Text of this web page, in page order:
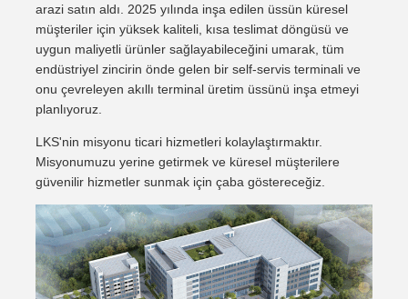
arazi satın aldı. 2025 yılında inşa edilen üssün küresel
müşteriler için yüksek kaliteli, kısa teslimat döngüsü ve
uygun maliyetli ürünler sağlayabileceğini umarak, tüm
endüstriyel zincirin önde gelen bir self-servis terminali ve
onu çevreleyen akıllı terminal üretim üssünü inşa etmeyi
planlıyoruz.
LKS'nin misyonu ticari hizmetleri kolaylaştırmaktır.
Misyonumuzu yerine getirmek ve küresel müşterilere
güvenilir hizmetler sunmak için çaba göstereceğiz.